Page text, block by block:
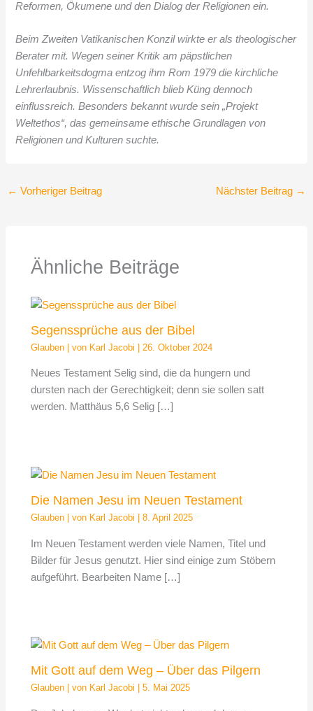
Reformen, Ökumene und den Dialog der Religionen ein.
Beim Zweiten Vatikanischen Konzil wirkte er als theologischer
Berater mit. Wegen seiner Kritik am päpstlichen
Unfehlbarkeitsdogma entzog ihm Rom 1979 die kirchliche
Lehrerlaubnis. Wissenschaftlich blieb Küng dennoch
einflussreich. Besonders bekannt wurde sein „Projekt
Weltethos“, das gemeinsame ethische Grundlagen von
Religionen und Kulturen suchte.
← Vorheriger Beitrag Nächster Beitrag →
Ähnliche Beiträge
Segenssprüche aus der Bibel
Glauben | von Karl Jacobi 26. Oktober 2024
Neues Testament Selig sind, die da hungern und
dursten nach der Gerechtigkeit; denn sie sollen satt
werden. Matthäus 5,6 Selig […]
Die Namen Jesu im Neuen Testament
Glauben | von Karl Jacobi |8. April 2025
Im Neuen Testament werden viele Namen, Titel und
Bilder für Jesus genutzt. Hier sind einige zum Stöbern
aufgeführt. Bearbeiten Name […]
Mit Gott auf dem Weg – Über das Pilgern
Glauben | von Karl Jacobi |5. Mai 2025